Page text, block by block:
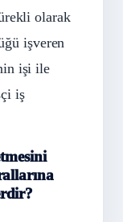
olarak
işveren
işi ile
iş